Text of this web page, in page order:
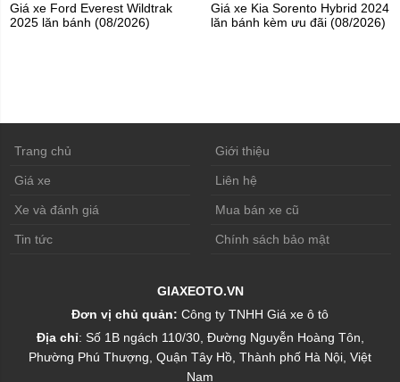
Giá xe Ford Everest Wildtrak
2025 lăn bánh (08/2026)
Giá xe Kia Sorento Hybrid 2024
lăn bánh kèm ưu đãi (08/2026)
Trang chủ Giới thiệu
Giá xe Liên hệ
Xe và đánh giá Mua bán xe cũ
Tin tức Chính sách bảo mật
GIAXEOTO.VN
Đơn vị chủ quản: Công ty TNHH Giá xe ô tô
Địa chỉ: Số 1B ngách 110/30, Đường Nguyễn Hoàng Tôn,
Phường Phú Thượng, Quận Tây Hồ, Thành phố Hà Nội, Việt
Nam